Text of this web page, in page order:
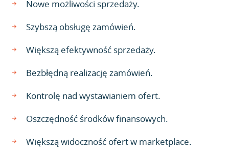
Nowe możliwości sprzedaży.
Szybszą obsługę zamówień.
Większą efektywność sprzedaży.
Bezbłędną realizację zamówień.
Kontrolę nad wystawianiem ofert.
Oszczędność środków finansowych.
Większą widoczność ofert w marketplace.